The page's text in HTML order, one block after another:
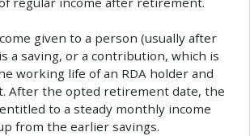
come given to a person (usually after
is a saving, or a contribution, which is
e working life of an RDA holder and
. After the opted retirement date, the
entitled to a steady monthly income
p from the earlier savings.